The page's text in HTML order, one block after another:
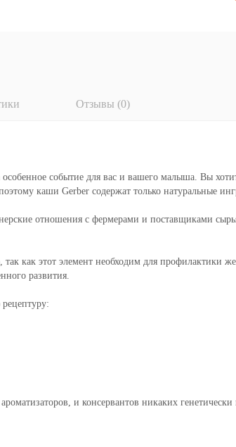
Отзывы (0)
особенное событие для вас и вашего малыша. Вы
каши Gerber содержат только натуральные
отношения с фермерами и поставщиками
как этот элемент необходим для профилактики
развития.
и консервантов никаких